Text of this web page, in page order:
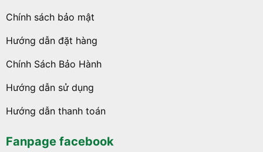
Chính sách bảo mật
Hướng dẫn đặt hàng
Chính Sách Bảo Hành
Hướng dẫn sử dụng
Hướng dẫn thanh toán
Fanpage facebook